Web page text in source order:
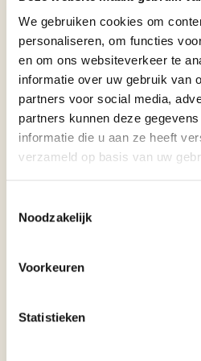
We gebruiken cookies om
personaliseren, om functies
en om ons websiteverkeer te
informatie over uw gebruik van
partners voor social media,
partners kunnen deze
informatie die u aan ze heeft
verzameld op basis van uw
Noodzakelijk
Voorkeuren
Statistieken
• Schoonheid
• Vrijheid
• Elegantie
• Harmonie
• Vrouwelijkheid
• Zelfvertrouwen
• Balans
Het vrouwelijk naakt symboliseert al
tussen lichaam en geest. De sierlijke
Perfect voor
• Hal of entree